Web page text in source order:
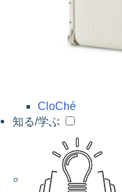
CloChé
知る/学ぶ